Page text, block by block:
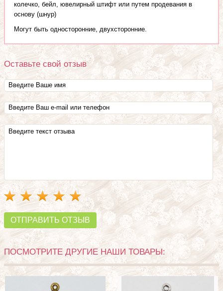
колечко, бейл, ювелирный штифт или путем продевания в
основу (шнур)
Могут быть односторонние, двухсторонние.
Оставьте свой отзыв
ОТПРАВИТЬ ОТЗЫВ
ПОСМОТРИТЕ ДРУГИЕ НАШИ ТОВАРЫ: